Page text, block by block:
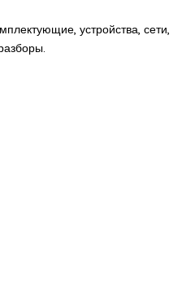
устройства, сети,